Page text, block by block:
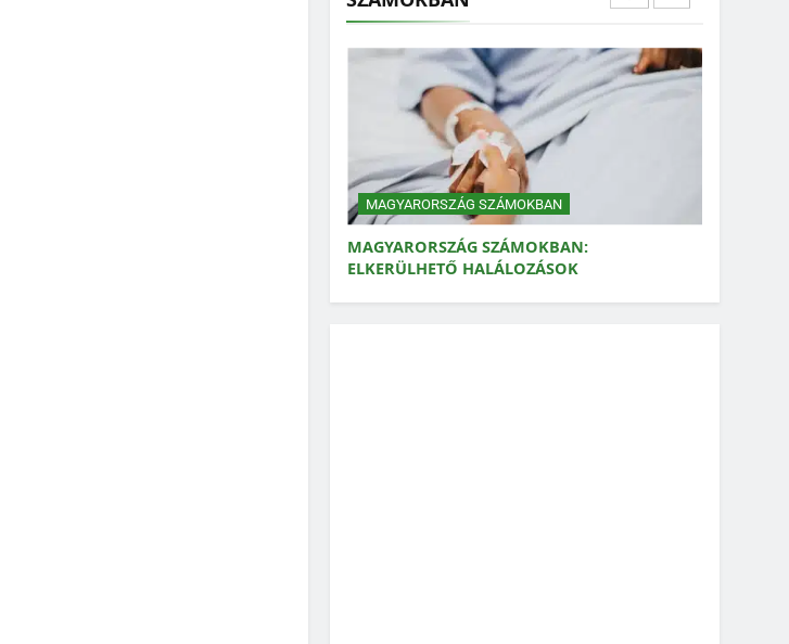
MAGYARORSZÁG SZÁMOKBAN:
MAGYARORSZÁG SZÁMOKBAN
MAGYARORSZÁG SZÁMOKBAN: VAD,
VADÁSZAT